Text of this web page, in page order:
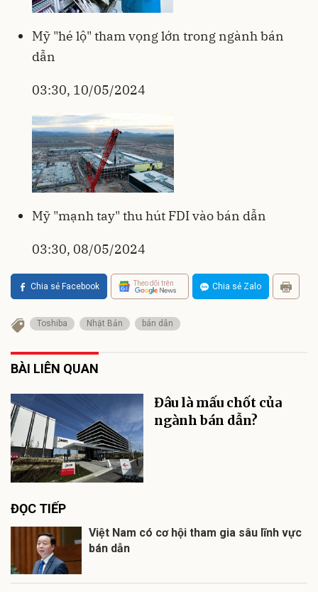
Mỹ "hé lộ" tham vọng lớn trong ngành bán
dẫn
03:30, 10/05/2024
Mỹ "mạnh tay" thu hút FDI vào bán dẫn
03:30, 08/05/2024
Chia sẻ Facebook Theo dõi trên Chia sẻ Zalo
Toshiba Nhật Bản bán dẫn
BÀI LIÊN QUAN
Đâu là mấu chốt của
ngành bán dẫn?
ĐỌC TIẾP
Việt Nam có cơ hội tham gia sâu lĩnh vực
bán dẫn